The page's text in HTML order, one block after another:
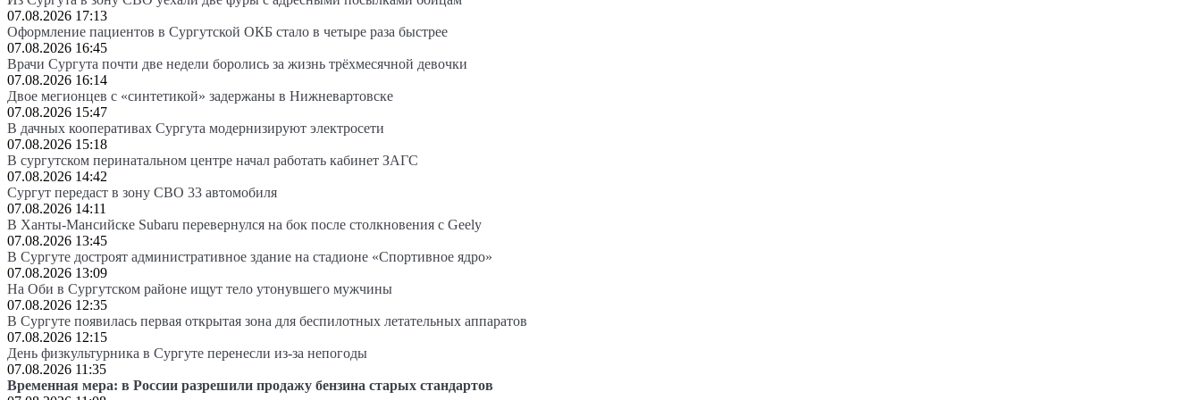
07.08.2026 17:13
Оформление пациентов в Сургутской ОКБ стало в четыре раза быстрее
07.08.2026 16:45
Врачи Сургута почти две недели боролись за жизнь трёхмесячной девочки
07.08.2026 16:14
Двое мегионцев с «синтетикой» задержаны в Нижневартовске
07.08.2026 15:47
В дачных кооперативах Сургута модернизируют электросети
07.08.2026 15:18
В сургутском перинатальном центре начал работать кабинет ЗАГС
07.08.2026 14:42
Сургут передаст в зону СВО 33 автомобиля
07.08.2026 14:11
В Ханты-Мансийске Subaru перевернулся на бок после столкновения с Geely
07.08.2026 13:45
В Сургуте достроят административное здание на стадионе «Спортивное ядро»
07.08.2026 13:09
На Оби в Сургутском районе ищут тело утонувшего мужчины
07.08.2026 12:35
В Сургуте появилась первая открытая зона для беспилотных летательных аппаратов
07.08.2026 12:15
День физкультурника в Сургуте перенесли из-за непогоды
07.08.2026 11:35
Временная мера: в России разрешили продажу бензина старых стандартов